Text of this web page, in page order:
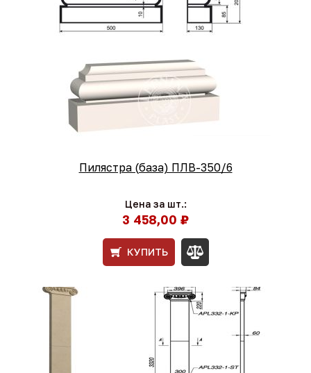
Пилястра (база) ПЛВ-350/6
Цена за шт.:
3 458,00 ₽
КУПИТЬ